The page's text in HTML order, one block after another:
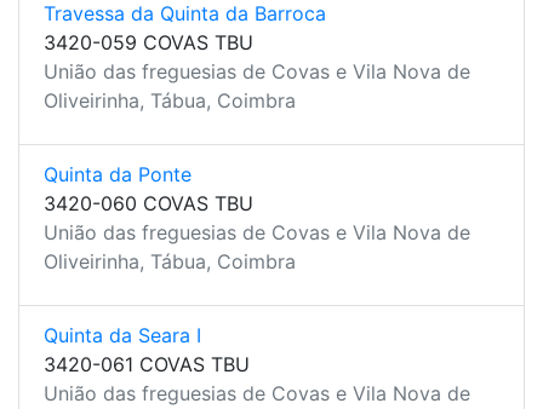
Travessa da Quinta da Barroca
3420-059 COVAS TBU
União das freguesias de Covas e Vila Nova de
Oliveirinha, Tábua, Coimbra
Quinta da Ponte
3420-060 COVAS TBU
União das freguesias de Covas e Vila Nova de
Oliveirinha, Tábua, Coimbra
Quinta da Seara I
3420-061 COVAS TBU
União das freguesias de Covas e Vila Nova de